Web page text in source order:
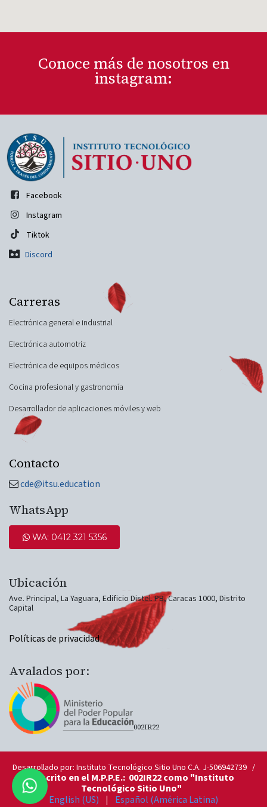
Conoce más de nosotros en
instagram:
Carreras
Electrónica general e industrial
Electrónica automotriz
Electrónica de equipos médicos
Cocina profesional y gastronomía
Desarrollador de aplicaciones móviles y web
Facebook
Instagram
Tiktok
Discord
Contacto
cde@itsu.education
WhatsApp
WA: 0412 321 5​​​​356
Ubicación​
Ave. Principal, La Yaguara, Edificio​ Distel. PB, Caracas 1000, Distrito
Capital​
Avalados por:
002IR22
Políticas de privacidad
Desarrollado por: Instituto Tecnológico Sitio Uno C.A. J-506942739 /
Inscrito en el M.P.P.E.: 002IR22 como "Instituto
Tecnológico Sitio Uno"
English (US) | Español (América Latina)